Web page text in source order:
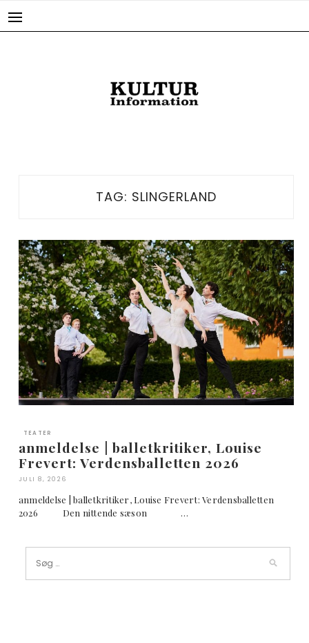
TAG: SLINGERLAND
TEATER
anmeldelse | balletkritiker, Louise
Frevert: Verdensballetten 2026
JULI 8, 2026
anmeldelse | balletkritiker, Louise Frevert: Verdensballetten
2026 Den nittende sæson …